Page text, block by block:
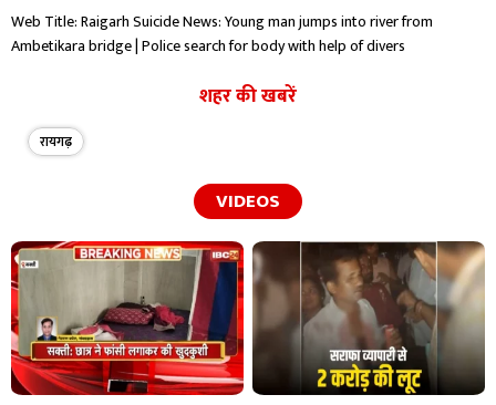
Web Title: Raigarh Suicide News: Young man jumps into river from
Ambetikara bridge | Police search for body with help of divers
शहर की खबरें
रायगढ़
VIDEOS